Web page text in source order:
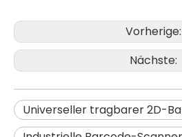
Vorherige:
Nächste:
Universeller tragbarer 2D-